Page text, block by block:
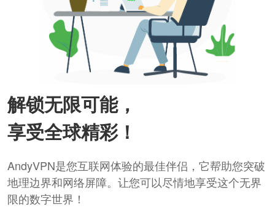
解锁无限可能，
享受全球精彩！
AndyVPN是您互联网体验的最佳伴侣，它帮助您突破
地理边界和网络屏障。让您可以尽情地享受这个无界
限的数字世界！